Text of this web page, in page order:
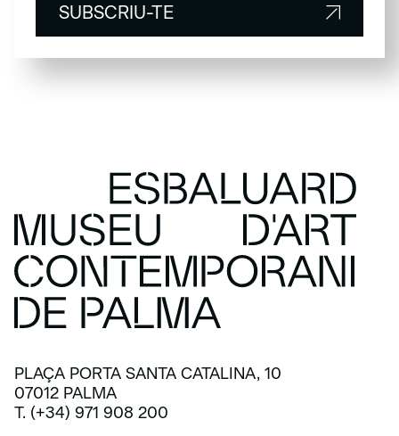
SUBSCRIU-TE
SUBSCRIU-TE
PLAÇA PORTA SANTA CATALINA, 10
07012 PALMA
T. (+34) 971 908 200